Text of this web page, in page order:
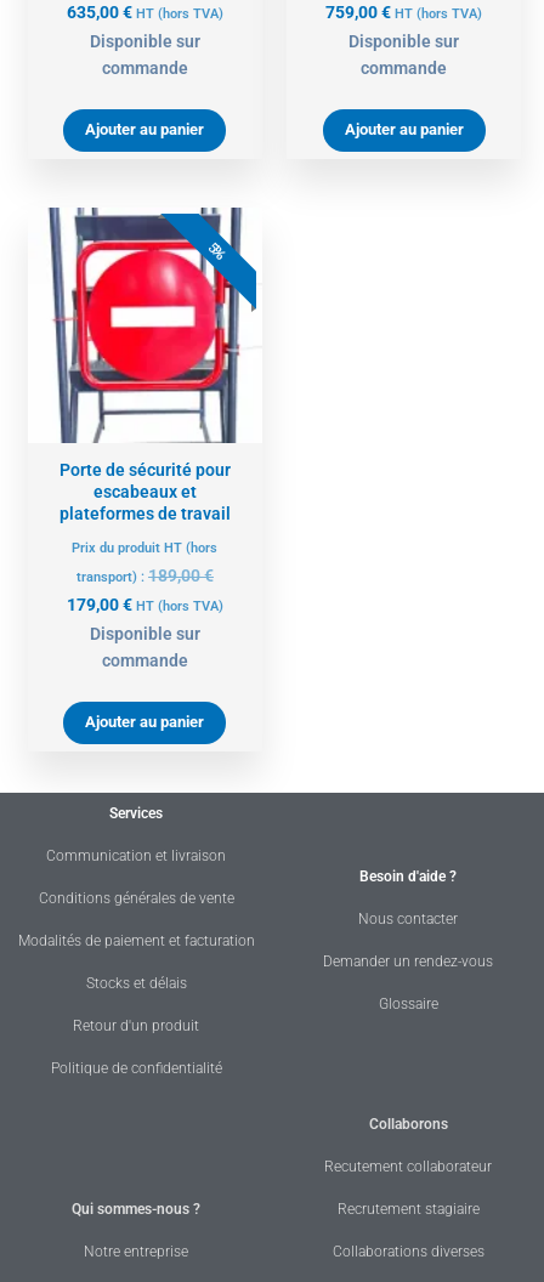
635,00€ HT (hors TVA)
Disponible sur
commande
Ajouter au panier
759,00€ HT (hors TVA)
Disponible sur
commande
Ajouter au panier
5%
Porte de sécurité pour
escabeaux et
plateformes de travail
Prix du produit HT (hors
transport) : 189,00€
Le
prix
initial
était :
189,00 €.
179,00€
Le
prix
actuel
est :
179,00 €.
HT (hors TVA)
Disponible sur
commande
Ajouter au panier
Services
Communication et livraison
Conditions générales de vente
Modalités de paiement et facturation
Stocks et délais
Retour d'un produit
Politique de confidentialité
Besoin d'aide ?
Nous contacter
Demander un rendez-vous
Glossaire
Qui sommes-nous ?
Notre entreprise
Collaborons
Recutement collaborateur
Recrutement stagiaire
Collaborations diverses